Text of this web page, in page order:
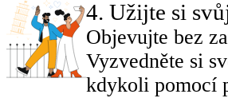
4. Užijte si
Objevujte bez
Vyzvedněte si
kdykoli pomocí